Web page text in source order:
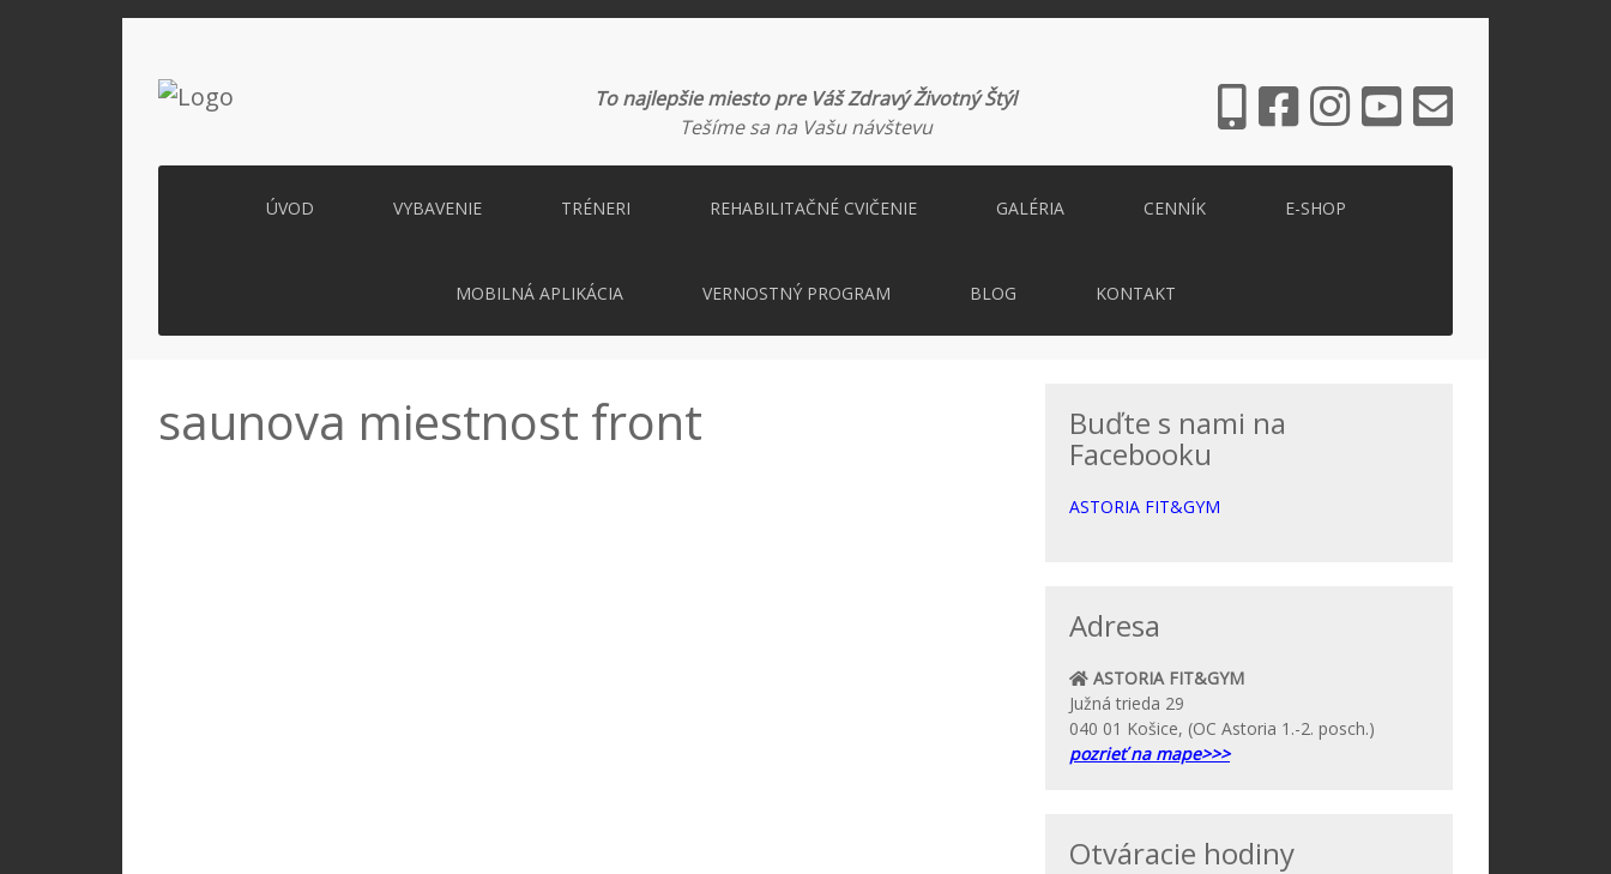
To najlepšie miesto pre Váš Zdravý Životný Štýl
Tešíme sa na Vašu návštevu
ÚVOD VYBAVENIE TRÉNERI REHABILITAČNÉ CVIČENIE GALÉRIA CENNÍK E-SHOP
MOBILNÁ APLIKÁCIA VERNOSTNÝ PROGRAM BLOG KONTAKT
saunova miestnost front Buďte s nami na
Facebooku
ASTORIA FIT&GYM
Adresa
ASTORIA FIT&GYM
Južná trieda 29
040 01 Košice, (OC Astoria 1.-2. posch.)
pozrieť na mape>>>
Otváracie hodiny